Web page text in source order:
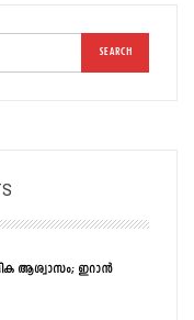
ആശ്വാസം; ഇറാൻ